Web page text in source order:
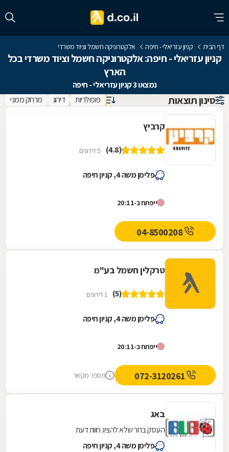
דף הבית קניון עזריאלי - חיפה אלקטרוניקה חשמל וציוד משרדי
קניון עזריאלי - חיפה: אלקטרוניקה חשמל וציוד משרדי בכל
הארץ
נמצאו 3 קניון עזריאלי - חיפה
סינון תוצאות פופולריות דירוג מרחק ממני
קרביץ
(4.8) 5 דירוגים
פלימן משה 4, קניון חיפה
ייפתח ב-20:11
04-8500208
טרקלין חשמל בע"מ
(5) 1 דירוגים
פלימן משה 4, קניון חיפה
ייפתח ב-20:11
מספר מקשר
באג
העסק בחר שלא להציג חוות דעת
פלימן משה 4, קניון חיפה